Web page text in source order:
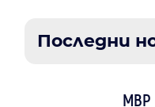
Последни
МВР